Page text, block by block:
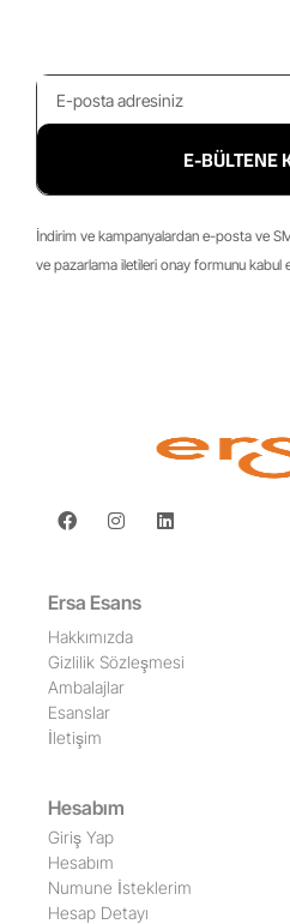
E-BÜLTENE
İndirim ve kampanyalardan e-posta ve
ve pazarlama iletileri onay formunu kabul
Ersa Esans
Hakkımızda
Gizlilik Sözleşmesi
Ambalajlar
Esanslar
İletişim
Hesabım
Giriş Yap
Hesabım
Numune İsteklerim
Hesap Detayı